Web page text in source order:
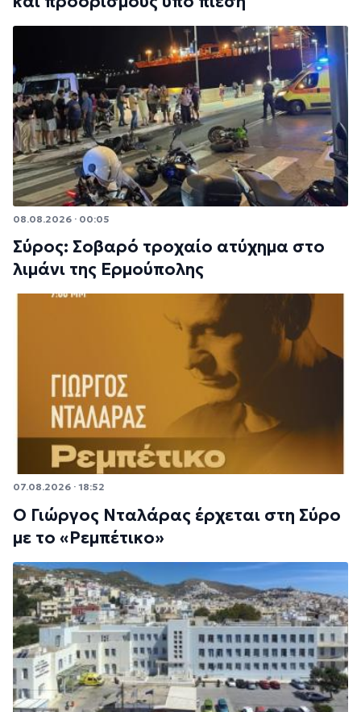
08.08.2026 · 00:05
Σύρος: Σοβαρό τροχαίο ατύχημα στο
λιμάνι της Ερμούπολης
07.08.2026 · 18:52
Ο Γιώργος Νταλάρας έρχεται στη Σύρο
με το «Ρεμπέτικο»